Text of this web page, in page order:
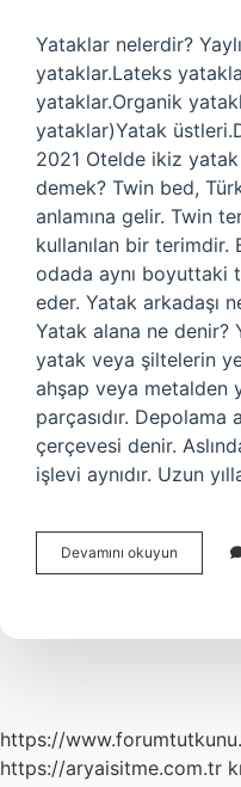
Yataklar nelerdir?
yataklar.Lateks
yataklar.Organik
yataklar)Yatak
2021 Otelde ikiz
demek? Twin bed,
anlamına gelir. Twin
kullanılan bir
odada aynı boyuttaki
eder. Yatak arkadaşı
Yatak alana ne denir?
yatak veya şiltelerin
ahşap veya metalden
parçasıdır. Depolama
çerçevesi denir.
işlevi aynıdır. Uzun
Devamını okuyun
Neye
https://
https://aryaisitme.com.tr